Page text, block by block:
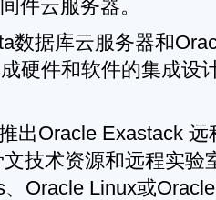
件云服务器。
数据库云服务器和
硬件和软件的集成设
出Oracle Exastack
技术资源和远程实验
Oracle Linux或